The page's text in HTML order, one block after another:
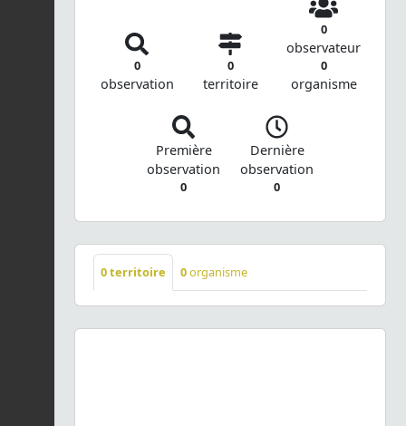
0
observation
0
territoire
0
observateur
0
organisme
Première
observation
0
Dernière
observation
0
0territoire 0organisme